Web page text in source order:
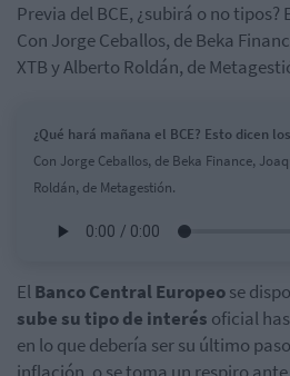
Previa del BCE, ¿subirá o no
Con Jorge Ceballos, de Beka
XTB y Alberto Roldán, de
¿Qué hará mañana el BCE? Esto dicen
Con Jorge Ceballos, de Beka Finance,
Roldán, de Metagestión.
ElBanco Central Europeose
sube su tipo de interés oficial
en lo que debería ser su último